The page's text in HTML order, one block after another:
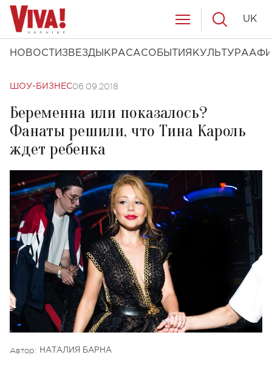
НОВОСТИ ЗВЕЗДЫ КРАСАСОБЫТИЯ КУЛЬТУРА
UK
ШОУ-БИЗНЕС06.09.2018
Беременна или показалось?
Фанаты решили, что Тина Кароль
ждет ребенка
Автор: НАТАЛИЯ БАРНА